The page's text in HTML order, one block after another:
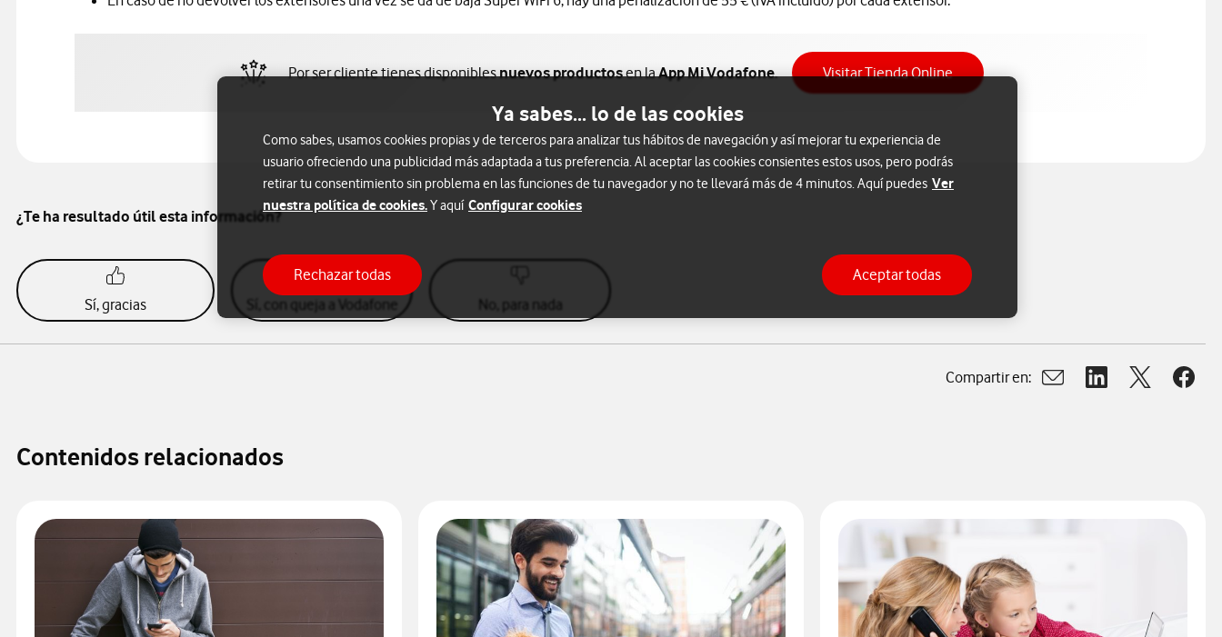
Por ser cliente tienes disponiblesnuevos productosen laApp Mi Vodafone. Visitar Tienda OnlineAcceso a Tienda Online
¿Te ha resultado útil esta información?
Sí, gracias Sí, con queja a Vodafone No, para nada
Compartir en:
Abrir ventana para
Abrir ventana para
Abrir Abrir
Contenidos relacionados
Ya sabes... lo de las cookies
Como sabes, usamos cookies propias y de terceros para analizar tus hábitos de navegación y así mejorar tu experiencia de
usuario ofreciendo una publicidad más adaptada a tus preferencia. Al aceptar las cookies consientes estos usos, pero podrás
retirar tu consentimiento sin problema en las funciones de tu navegador y no te llevará más de 4 minutos. Aquí puedes Ver
nuestra política de cookies.Y aquí Configurar cookies
Rechazar todas Aceptar todas